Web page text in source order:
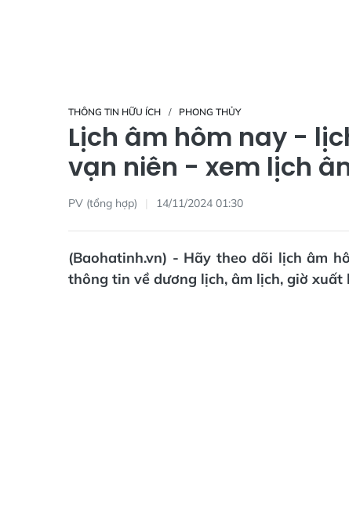
THÔNG TIN HỮU ÍCH PHONG THỦY
Lịch âm hôm nay -
vạn niên - xem lịch
PV (tổng hợp) 14/11/2024 01:30
(Baohatinh.vn) - Hãy theo dõi lịch âm
thông tin về dương lịch, âm lịch, giờ